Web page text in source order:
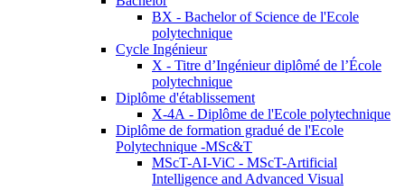
BX - Bachelor of Science de l'Ecole
polytechnique
Cycle Ingénieur
X - Titre d’Ingénieur diplômé de l’École
polytechnique
Diplôme d'établissement
X-4A - Diplôme de l'Ecole polytechnique
Diplôme de formation gradué de l'Ecole
Polytechnique -MSc&T
MScT-AI-ViC - MScT-Artificial
Intelligence and Advanced Visual